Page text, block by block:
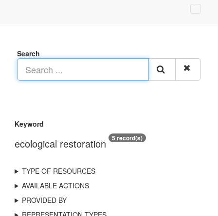
Search
Keyword
ecological restoration 5 record(s)
TYPE OF RESOURCES
AVAILABLE ACTIONS
PROVIDED BY